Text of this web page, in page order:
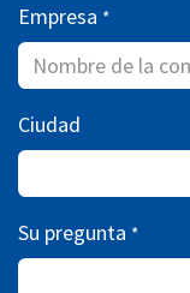
Empresa *
Ciudad
Su pregunta *